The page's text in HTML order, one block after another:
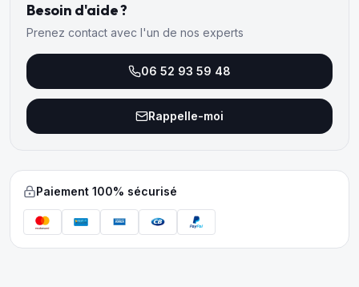
Besoin d'aide ?
Prenez contact avec l'un de nos experts
06 52 93 59 48
Rappelle-moi
Paiement 100% sécurisé